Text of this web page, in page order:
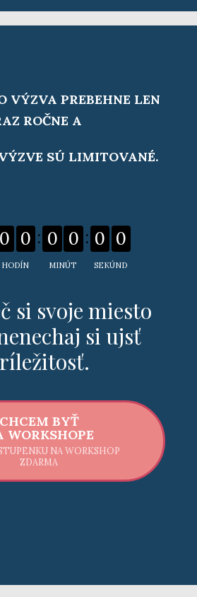
VÝZVA PREBEHNE LEN
ROČNE A
SÚ LIMITOVANÉ.
0 0
HODÍN
0 0
MINÚT
0 0
SEKÚND
si svoje miesto
si ujsť
CHCEM BYŤ
WORKSHOPE
NA WORKSHOP
ZDARMA